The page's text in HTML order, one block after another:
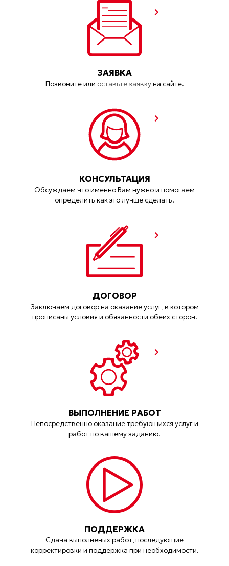
ЗАЯВКА
Позвоните или оставьте заявкуна сайте.
КОНСУЛЬТАЦИЯ
Обсуждаем что именно Вам нужно и помогаем
определить как это лучше сделать!
ДОГОВОР
Заключаем договор на оказание услуг, в котором
прописаны условия и обязанности обеих сторон.
ВЫПОЛНЕНИЕ РАБОТ
Непосредственно оказание требующихся услуг и
работ по вашему заданию.
ПОДДЕРЖКА
Сдача выполненых работ, последующие
корректировки и поддержка при необходимости.